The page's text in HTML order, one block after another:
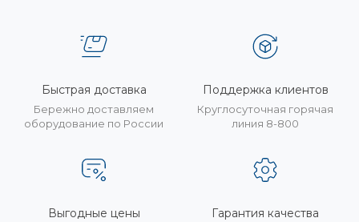
Быстрая доставка
Бережно доставляем
оборудование по России
Поддержка клиентов
Круглосуточная горячая
линия 8-800
Выгодные цены Гарантия качества